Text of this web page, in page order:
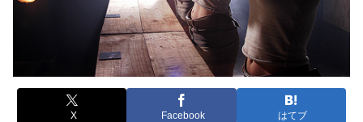
X Facebook はてブ